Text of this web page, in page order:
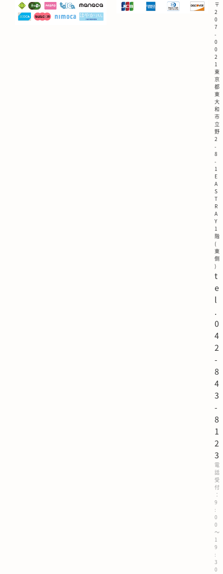
〒
2
0
7
-
0
0
2
1
東
京
都
東
大
和
市
立
野
2
-
8
-
1
E
A
S
T
R
A
Y
1
階
(
東
側
)
t
e
l
.
0
4
2
-
8
4
3
-
8
1
2
3
電
話
受
付
：
9
:
0
0
～
1
9
:
3
0